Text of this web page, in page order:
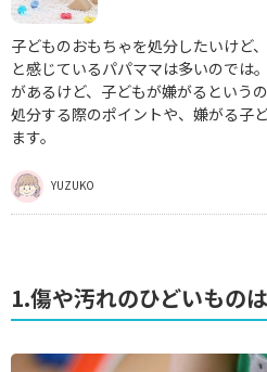
子どものおもちゃを処分したいけど
と感じているパパママは多いのでは
があるけど、子どもが嫌がるという
処分する際のポイントや、嫌がる子
ます。
YUZUKO
1.傷や汚れのひどいもの